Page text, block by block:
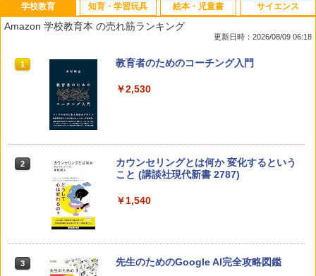
学校教育
Amazon 学校教育本 の売れ筋ランキング
更新日時：2026/08/09 06:18
1 教育者のためのコーチング入門
￥2,530
2
カウンセリングとは何か 変化するという
こと (講談社現代新書 2787)
￥1,540
3 先生のためのGoogle AI完全攻略図鑑
知育・学習玩具 絵本・児童書 サイエンス